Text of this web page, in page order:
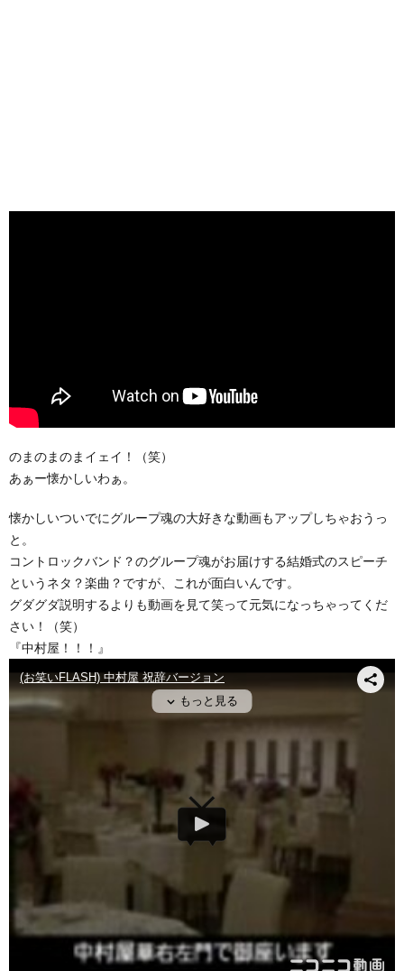
のまのまのまイェイ！（笑）
あぁー懐かしいわぁ。
懐かしいついでにグループ魂の大好きな動画もアップしちゃおうっ
と。
コントロックバンド？のグループ魂がお届けする結婚式のスピーチ
というネタ？楽曲？ですが、これが面白いんです。
グダグダ説明するよりも動画を見て笑って元気になっちゃってくだ
さい！（笑）
『中村屋！！！』